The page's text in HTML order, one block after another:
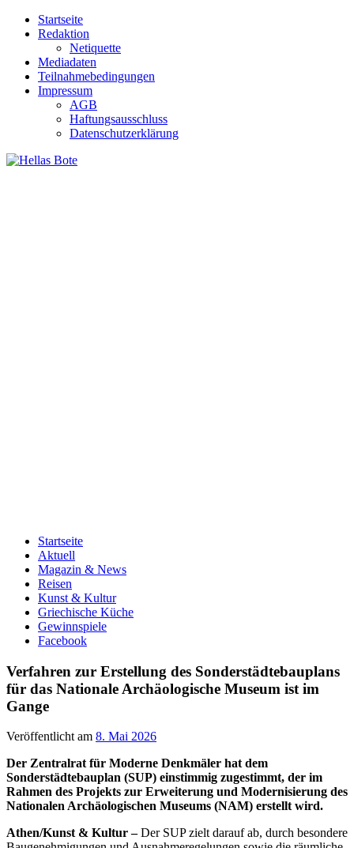
Zum
Inhalt
Startseite
Redaktion
Netiquette
Mediadaten
Teilnahmebedingungen
Impressum
AGB
Haftungsausschluss
Datenschutzerklärung
Startseite
Aktuell
Magazin & News
Reisen
Kunst & Kultur
Griechische Küche
Gewinnspiele
Facebook
Verfahren zur Erstellung des Sonderstädtebauplans
für das Nationale Archäologische Museum ist im
Gange
Veröffentlicht am 8. Mai 2026
Der Zentralrat für Moderne Denkmäler hat dem
Sonderstädtebauplan (SUP) einstimmig zugestimmt, der im
Rahmen des Projekts zur Erweiterung und Modernisierung des
Nationalen Archäologischen Museums (NAM) erstellt wird.
Athen/Kunst & Kultur –Der SUP zielt darauf ab, durch besondere